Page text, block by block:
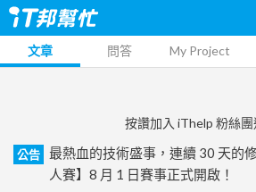
文章 問答 My Project
按讚加入 iThelp 粉絲團
公告
最熱血的技術盛事，連續 30 天的
人賽】8 月 1 日賽事正式開啟！